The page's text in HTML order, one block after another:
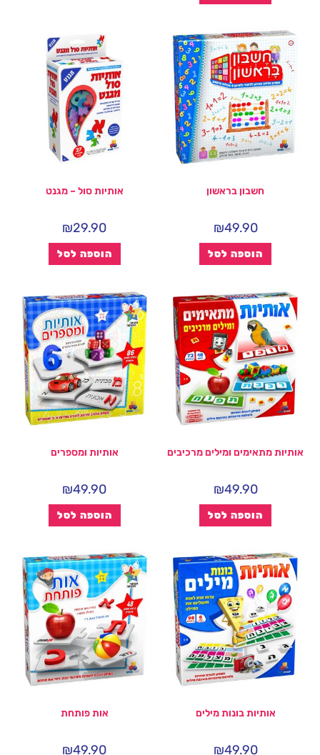
חשבון בראשון
₪49.90
הוספה לסל
אותיות סול – מגנט
₪29.90
הוספה לסל
אותיות מתאימים ומילים מרכיבים
₪49.90
הוספה לסל
אותיות ומספרים
₪49.90
הוספה לסל
אותיות בונות מילים
₪49.90
אות פותחת
₪49.90